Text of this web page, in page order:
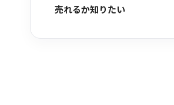
売れるか知りたい